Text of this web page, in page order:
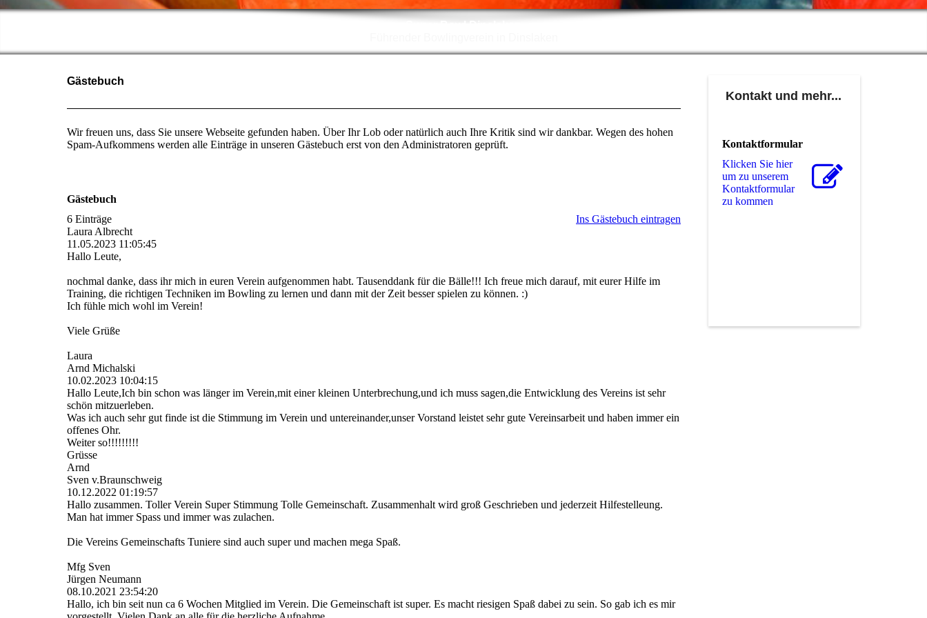
Gästebuch
Wir freuen uns, dass Sie unsere Webseite gefunden haben. Über Ihr Lob oder natürlich auch Ihre Kritik sind wir dankbar. Wegen des hohen
Spam-Aufkommens werden alle Einträge in unseren Gästebuch erst von den Administratoren geprüft.
Gästebuch
6 Einträge
Ins Gästebuch eintragen
Laura Albrecht
11.05.2023 11:05:45
Hallo Leute,
nochmal danke, dass ihr mich in euren Verein aufgenommen habt. Tausenddank für die Bälle!!! Ich freue mich darauf, mit eurer Hilfe im
Training, die richtigen Techniken im Bowling zu lernen und dann mit der Zeit besser spielen zu können. :)
Ich fühle mich wohl im Verein!
Viele Grüße
Laura
Arnd Michalski
10.02.2023 10:04:15
Hallo Leute,Ich bin schon was länger im Verein,mit einer kleinen Unterbrechung,und ich muss sagen,die Entwicklung des Vereins ist sehr
schön mitzuerleben.
Was ich auch sehr gut finde ist die Stimmung im Verein und untereinander,unser Vorstand leistet sehr gute Vereinsarbeit und haben immer ein
offenes Ohr.
Weiter so!!!!!!!!!
Grüsse
Arnd
Sven v.Braunschweig
10.12.2022 01:19:57
Hallo zusammen. Toller Verein Super Stimmung Tolle Gemeinschaft. Zusammenhalt wird groß Geschrieben und jederzeit Hilfestelleung.
Man hat immer Spass und immer was zulachen.
Die Vereins Gemeinschafts Tuniere sind auch super und machen mega Spaß.
Mfg Sven
Jürgen Neumann
08.10.2021 23:54:20
Hallo, ich bin seit nun ca 6 Wochen Mitglied im Verein. Die Gemeinschaft ist super. Es macht riesigen Spaß dabei zu sein. So gab ich es mir
Kontakt und mehr...
Kontaktformular
Klicken Sie hier
um zu unserem
Kon­takt­for­mu­lar
zu kommen